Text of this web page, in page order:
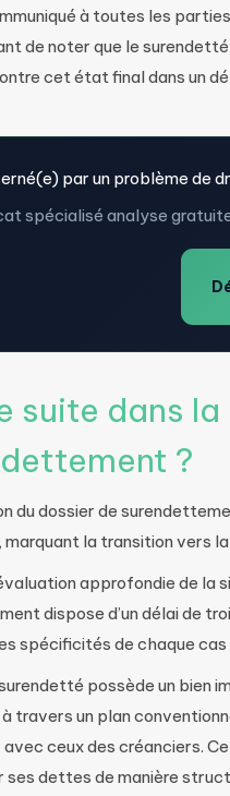
à toutes les
de noter que le
cet état final dans un
par un problème de
spécialisé analyse
suite dans
?
du dossier de
la transition vers
approfondie de la
dispose d’un délai de
spécificités de chaque
possède un bien
travers un plan
avec ceux des créanciers.
ses dettes de manière